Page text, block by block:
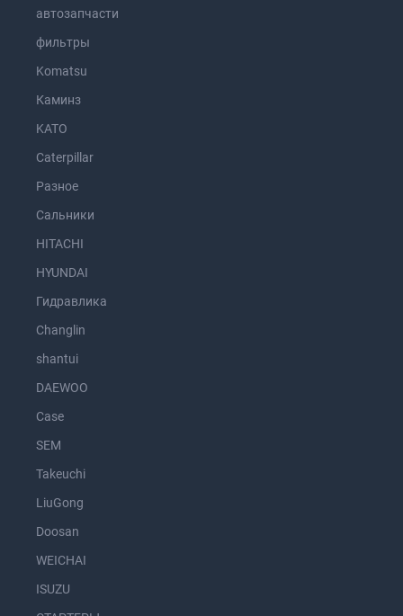
автозапчасти
фильтры
Komatsu
Каминз
KATO
Caterpillar
Разное
Сальники
HITACHI
HYUNDAI
Гидравлика
Changlin
shantui
DAEWOO
Case
SEM
Takeuchi
LiuGong
Doosan
WEICHAI
ISUZU